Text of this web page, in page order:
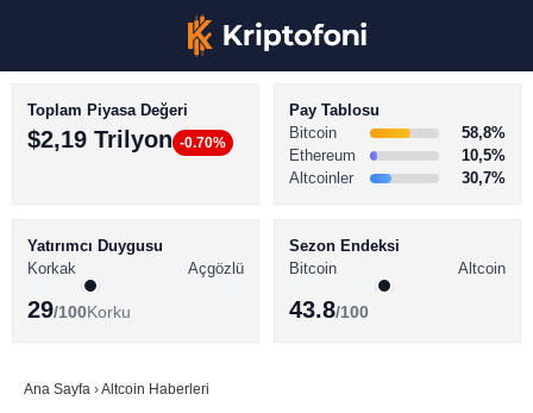
BİTCOİN HABERLERİ
ALTCOİN HABERLERİ
SÖZLÜK
Toplam Piyasa Değeri
$2,19 Trilyon -0.70%
Pay Tablosu
Bitcoin
58,8%
Ethereum
10,5%
Altcoinler
30,7%
Yatırımcı Duygusu
Korkak
Açgözlü
29/100Korku
Sezon Endeksi
Bitcoin
Altcoin
43.8/100
Ana Sayfa ›Altcoin Haberleri